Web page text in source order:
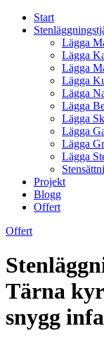
Start
Lägga
Lägga
Lägga
Lägga
Lägga
Lägga
Lägga
Lägga
Lägga
Lägga
Projekt
Blogg
Offert
Offert
Tärna
snygg